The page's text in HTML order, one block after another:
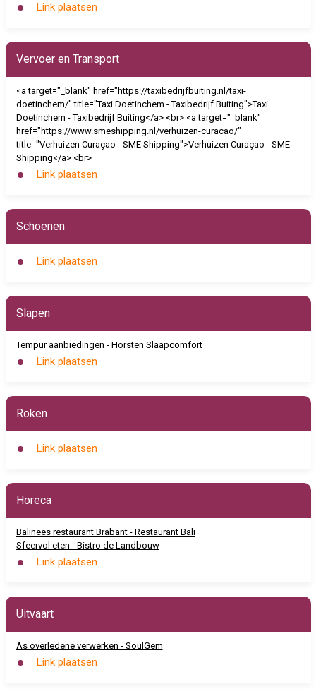
Link plaatsen
Vervoer en Transport
<a target="_blank" href="https://taxibedrijfbuiting.nl/taxi-
doetinchem/" title="Taxi Doetinchem - Taxibedrijf Buiting">Taxi
Doetinchem - Taxibedrijf Buiting</a> <br> <a target="_blank"
href="https://www.smeshipping.nl/verhuizen-curacao/"
title="Verhuizen Curaçao - SME Shipping">Verhuizen Curaçao - SME
Shipping</a> <br>
Link plaatsen
Schoenen
Link plaatsen
Slapen
Tempur aanbiedingen - Horsten Slaapcomfort
Link plaatsen
Roken
Link plaatsen
Horeca
Balinees restaurant Brabant - Restaurant Bali
Sfeervol eten - Bistro de Landbouw
Link plaatsen
Uitvaart
As overledene verwerken - SoulGem
Link plaatsen